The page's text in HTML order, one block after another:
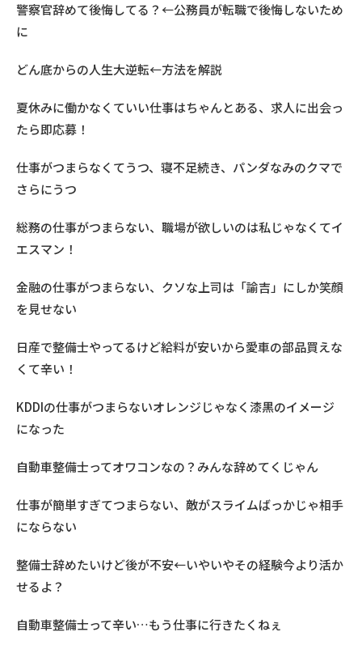
警察官辞めて後悔してる？←公務員が転職で後悔しないため
に
どん底からの人生大逆転←方法を解説
夏休みに働かなくていい仕事はちゃんとある、求人に出会っ
たら即応募！
仕事がつまらなくてうつ、寝不足続き、パンダなみのクマで
さらにうつ
総務の仕事がつまらない、職場が欲しいのは私じゃなくてイ
エスマン！
金融の仕事がつまらない、クソな上司は「諭吉」にしか笑顔
を見せない
日産で整備士やってるけど給料が安いから愛車の部品買えな
くて辛い！
KDDIの仕事がつまらないオレンジじゃなく漆黒のイメージ
になった
自動車整備士ってオワコンなの？みんな辞めてくじゃん
仕事が簡単すぎてつまらない、敵がスライムばっかじゃ相手
にならない
整備士辞めたいけど後が不安←いやいやその経験今より活か
せるよ？
自動車整備士って辛い…もう仕事に行きたくねぇ